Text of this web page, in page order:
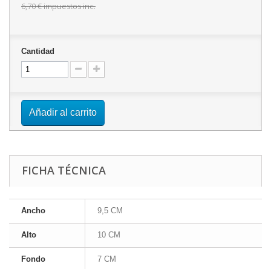
6,70 €impuestos inc.
Cantidad
Añadir al carrito
FICHA TÉCNICA
Ancho 9,5 CM
Alto 10 CM
Fondo 7 CM